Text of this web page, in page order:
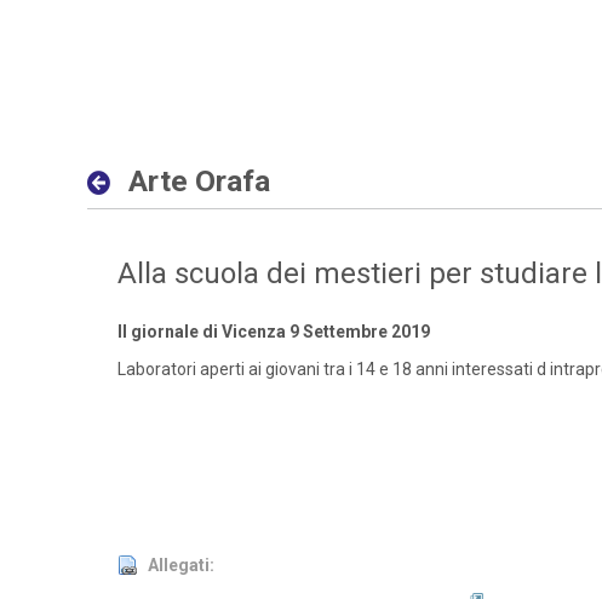
Arte Orafa
Alla scuola dei mestieri per studiare
Il giornale di Vicenza 9 Settembre 2019
Laboratori aperti ai giovani tra i 14 e 18 anni interessati d
Allegati: